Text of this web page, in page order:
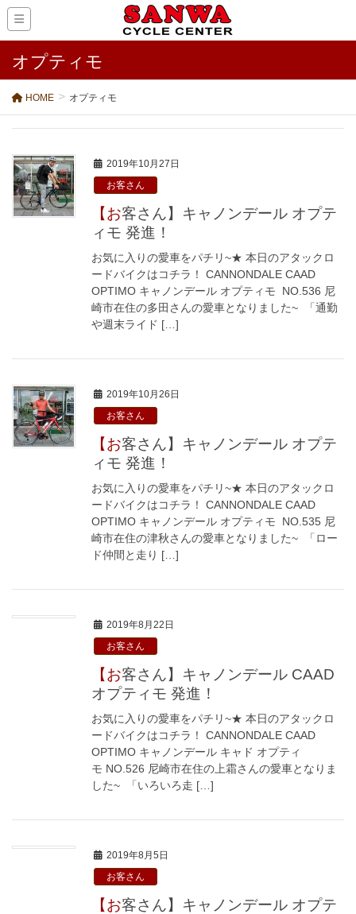
オプティモ
HOME オプティモ
2019年10月27日
お客さん
【お客さん】キャノンデール オプテ
ィモ 発進！
お気に入りの愛車をパチリ~★ 本日のアタックロ
ードバイクはコチラ！ CANNONDALE CAAD
OPTIMO キャノンデール オプティモ NO.536 尼
崎市在住の多田さんの愛車となりました~ 「通勤
や週末ライド […]
2019年10月26日
お客さん
【お客さん】キャノンデール オプテ
ィモ 発進！
お気に入りの愛車をパチリ~★ 本日のアタックロ
ードバイクはコチラ！ CANNONDALE CAAD
OPTIMO キャノンデール オプティモ NO.535 尼
崎市在住の津秋さんの愛車となりました~ 「ロー
ド仲間と走り […]
2019年8月22日
お客さん
【お客さん】キャノンデール CAAD
オプティモ 発進！
お気に入りの愛車をパチリ~★ 本日のアタックロ
ードバイクはコチラ！ CANNONDALE CAAD
OPTIMO キャノンデール キャド オプティ
モ NO.526 尼崎市在住の上霜さんの愛車となりま
した~ 「いろいろ走 […]
2019年8月5日
お客さん
【お客さん】キャノンデール オプテ